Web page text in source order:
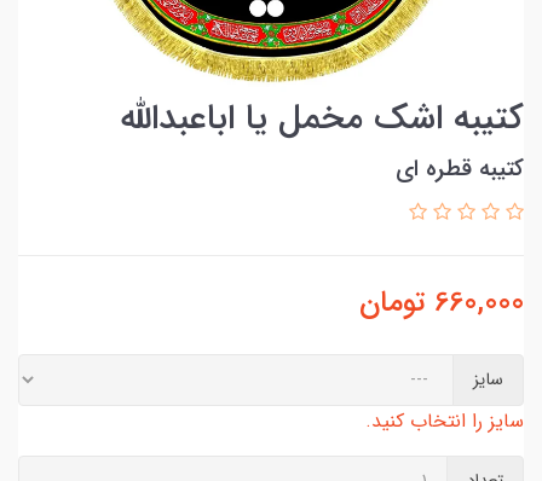
کتیبه اشک مخمل یا اباعبدالله
کتیبه قطره ای
660,000 تومان
سایز
سایز را انتخاب کنید.